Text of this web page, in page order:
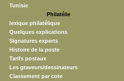
Tunisie
Philatélie
lexique philatélique
Quelques explications
Signatures experts
Histoire de la poste
Tarifs postaux
Les graveurs/dessinateurs
Classement par cote